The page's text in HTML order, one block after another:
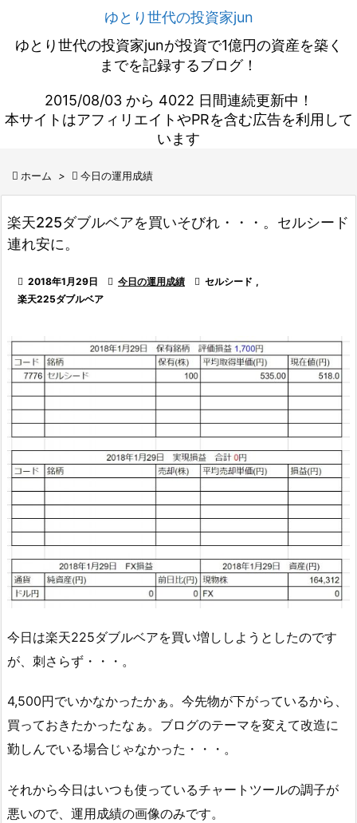
ゆとり世代の投資家jun
ゆとり世代の投資家junが投資で1億円の資産を築く
までを記録するブログ！
2015/08/03 から 4022 日間連続更新中！
本サイトはアフィリエイトやPRを含む広告を利用して
います
 ホーム >  今日の運用成績
楽天225ダブルベアを買いそびれ・・・。セルシード
連れ安に。
 2018年1月29日  今日の運用成績  セルシード ,
楽天225ダブルベア
今日は楽天225ダブルベアを買い増ししようとしたのです
が、刺さらず・・・。
4,500円でいかなかったかぁ。今先物が下がっているから、
買っておきたかったなぁ。ブログのテーマを変えて改造に
勤しんでいる場合じゃなかった・・・。
それから今日はいつも使っているチャートツールの調子が
悪いので、運用成績の画像のみです。